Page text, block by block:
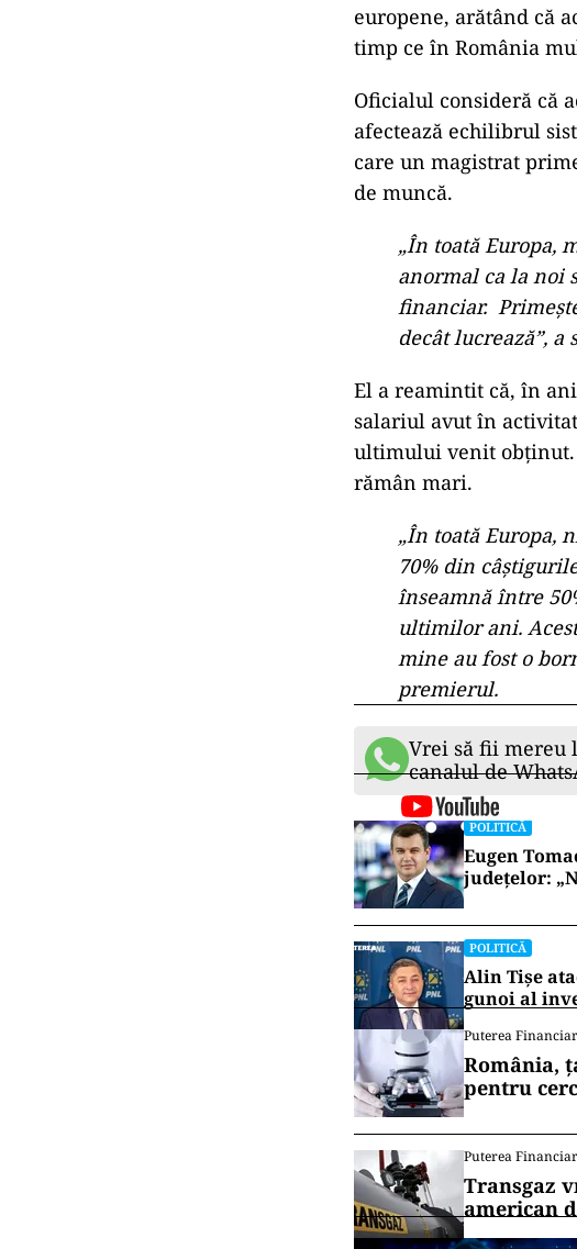
Ilie Bolojan a subliniat
avantajate în
alimentează
„Avem o criză
majoră în
cetățenilor e că
Această
nefundamentat”,
Diferențele
europene, arătând că
timp ce în România
Oficialul consideră că
care un magistrat
de muncă.
„În toată Europa,
anormal ca la noi
financiar.
decât lucrează”, a
El a reamintit că, în
salariul avut în
ultimului venit obținut.
rămân mari.
„În toată Europa,
70% din
înseamnă între
ultimilor ani.
mine au fost o
premierul.
Vrei să fii mereu
canalul de
POLITICĂ